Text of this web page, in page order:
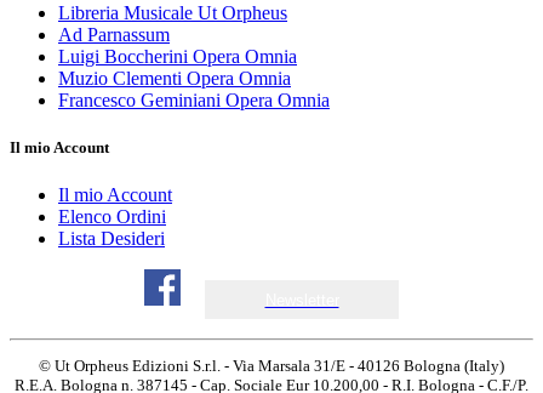
Libreria Musicale Ut Orpheus
Ad Parnassum
Luigi Boccherini Opera Omnia
Muzio Clementi Opera Omnia
Francesco Geminiani Opera Omnia
Il mio Account
Il mio Account
Elenco Ordini
Lista Desideri
© Ut Orpheus Edizioni S.r.l. - Via Marsala 31/E - 40126 Bologna (Italy)
R.E.A. Bologna n. 387145 - Cap. Sociale Eur 10.200,00 - R.I. Bologna - C.F./P.